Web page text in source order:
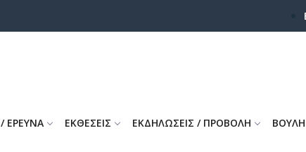
ΕΡΕΥΝΑ ΕΚΘΕΣΕΙΣ ΕΚΔΗΛΩΣΕΙΣ / ΠΡΟΒΟΛΗ